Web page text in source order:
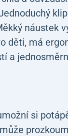
náustek
děti, má
a
si